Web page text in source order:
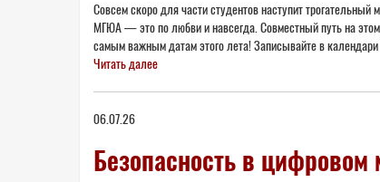
Совсем скоро для части студентов наступит
МГЮА — это по любви и навсегда. Совместный путь на
самым важным датам этого лета! Записывайте в
Читать далее
06.07.26
Безопасность в цифровом